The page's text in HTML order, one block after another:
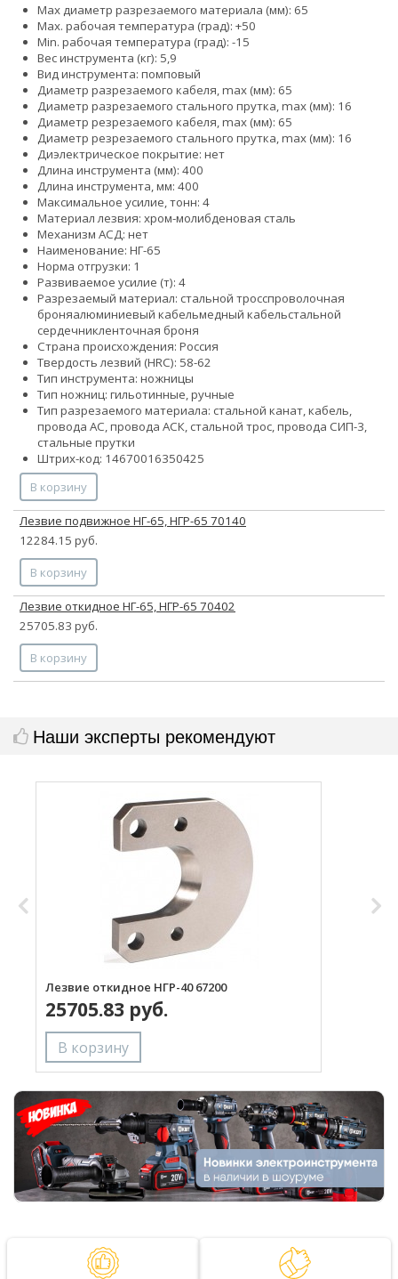
Max диаметр разрезаемого материала (мм): 65
Max. рабочая температура (град): +50
Min. рабочая температура (град): -15
Вес инструмента (кг): 5,9
Вид инструмента: помповый
Диаметр разрезаемого кабеля, max (мм): 65
Диаметр разрезаемого стального прутка, max (мм): 16
Диаметр резрезаемого кабеля, max (мм): 65
Диаметр резрезаемого стального прутка, max (мм): 16
Диэлектрическое покрытие: нет
Длина инструмента (мм): 400
Длина инструмента, мм: 400
Максимальное усилие, тонн: 4
Материал лезвия: хром-молибденовая сталь
Механизм АСД: нет
Наименование: НГ-65
Норма отгрузки: 1
Развиваемое усилие (т): 4
Разрезаемый материал: стальной тросспроволочная
броняалюминиевый кабельмедный кабельстальной
сердечникленточная броня
Страна происхождения: Россия
Твердость лезвий (HRC): 58-62
Тип инструмента: ножницы
Тип ножниц: гильотинные, ручные
Тип разрезаемого материала: стальной канат, кабель,
провода АС, провода АСК, стальной трос, провода СИП-3,
стальные прутки
Штрих-код: 14670016350425
В корзину
Лезвие подвижное НГ-65, НГР-65 70140
12284.15 руб.
В корзину
Лезвие откидное НГ-65, НГР-65 70402
25705.83 руб.
В корзину
Наши эксперты рекомендуют
Лезвие откидное НГР-40 67200
25705.83 руб.